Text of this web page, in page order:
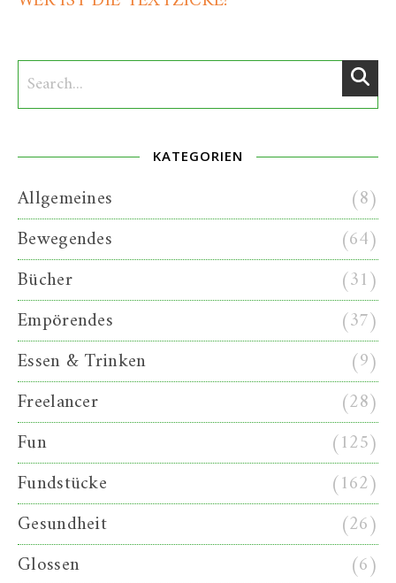
KATEGORIEN
Allgemeines
(8)
Bewegendes
(64)
Bücher
(31)
Empörendes
(37)
Essen & Trinken
(9)
Freelancer
(28)
Fun
(125)
Fundstücke
(162)
Gesundheit
(26)
Glossen
(6)